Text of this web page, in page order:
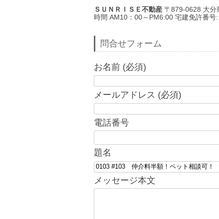
ＳＵＮＲＩＳＥ不動産 〒879-0628 大
時間 AM10：00～PM6:00 宅建免許番
問合せフォーム
お名前 (必須)
メールアドレス (必須)
電話番号
題名
メッセージ本文